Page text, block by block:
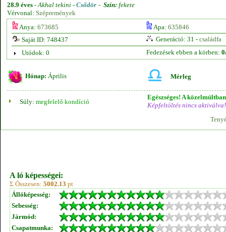
28.9 éves -Akhal tekini - Csődör - Szín: fekete
Vérvonal: Szépremények
Anya: 673685 Apa: 635846
Saját ID: 748437
Generáció: 31 - családfa
Utódok: 0
Fedezések ebben a körben:
Hónap: Április Mérleg
Súly: megfelelő kondíció
Egészséges! A
Képfeltöltés nincs aktiválva!
A ló képességei:
Σ Összesen: 5002.13 pt
Állóképesség:
Sebesség:
Jármód:
Csapatmunka: